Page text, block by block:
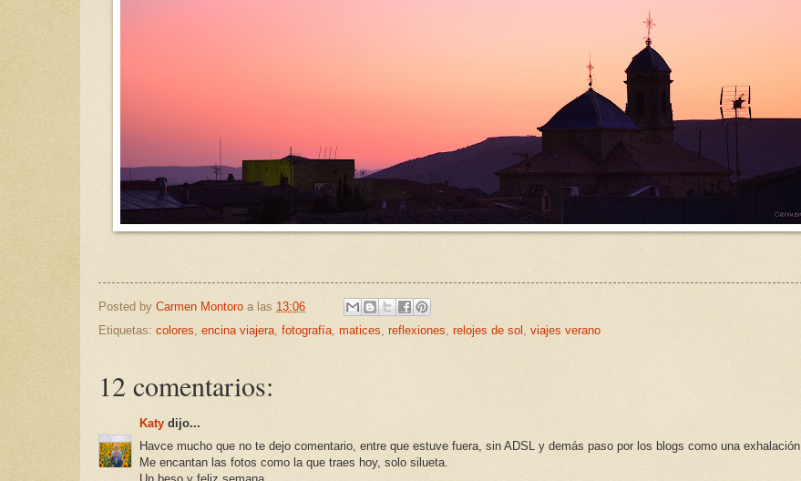
Posted by Carmen Montoro a las 13:06
Etiquetas: colores, encina viajera, fotografía, matices, reflexiones, relojes de sol , viajes verano
12 comentarios:
Katy dijo...
Havce mucho que no te dejo comentario, entre que estuve fuera, sin ADSL y demás paso por los blogs como una exhalación.
Me encantan las fotos como la que traes hoy, solo silueta.